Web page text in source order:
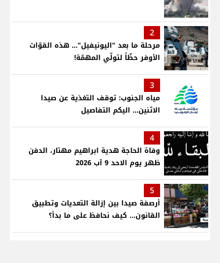
2
مرحلة ما بعد "اليونيفيل"... هذه القوّات
الأوفر حظّاً لتولّي المهمّة!
3
مياه الجنوب: توقف التغذية عن صيدا
الاثنين... اليكم التفاصيل
4
وفاة الحاجة هدية ابراهيم مهتار، الدفن
ظهر يوم الاحد 9 آب 2026
5
أرصفة صيدا بين إزالة التعديات وتطبيق
القانون... كيف نحافظ على ما بدأ؟